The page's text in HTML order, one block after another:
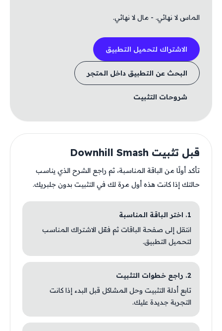
الماس لا نهائي. - مال لا نهائي.
الاشتراك لتحميل التطبيق
البحث عن التطبيق داخل المتجر
شروحات التثبيت
قبل تثبيت Downhill Smash
تأكد أولًا من الباقة المناسبة، ثم راجع الشرح الذي يناسب
حالتك إذا كانت هذه أول مرة لك في التثبيت بدون جلبريك.
1. اختر الباقة المناسبة
انتقل إلى صفحة الباقات ثم فعّل الاشتراك المناسب
لتحميل التطبيق.
2. راجع خطوات التثبيت
تابع أدلة التثبيت وحل المشاكل قبل البدء إذا كانت
التجربة جديدة عليك.